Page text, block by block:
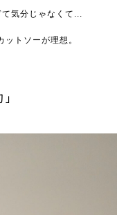
気分じゃなくて...
トソーが理想。